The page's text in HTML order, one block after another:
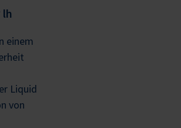
lh
einem
Liquid
von